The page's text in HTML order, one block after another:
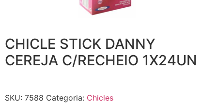
CHICLE STICK DANNY
CEREJA C/RECHEIO 1X24UN
SKU: 7588 Categoria: Chicles